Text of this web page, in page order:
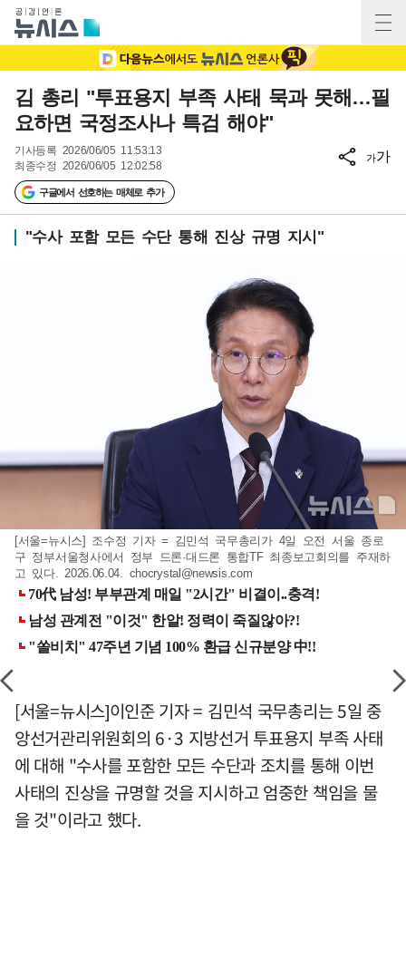
김 총리 "투표용지 부족 사태 묵과 못해…필
요하면 국정조사나 특검 해야"
기사등록 2026/06/05 11:53:13
최종수정 2026/06/05 12:02:58
구글에서 선호하는 매체로 추가
가가
"수사 포함 모든 수단 통해 진상 규명 지시"
[서울=뉴시스] 조수정 기자 = 김민석 국무총리가 4일 오전 서울 종로
구 정부서울청사에서 정부 드론·대드론 통합TF 최종보고회의를 주재하
고 있다. 2026.06.04. chocrystal@newsis.com
[서울=뉴시스]이인준 기자 = 김민석 국무총리는 5일 중
앙선거관리위원회의 6·3 지방선거 투표용지 부족 사태
에 대해 "수사를 포함한 모든 수단과 조치를 통해 이번
사태의 진상을 규명할 것을 지시하고 엄중한 책임을 물
을 것"이라고 했다.